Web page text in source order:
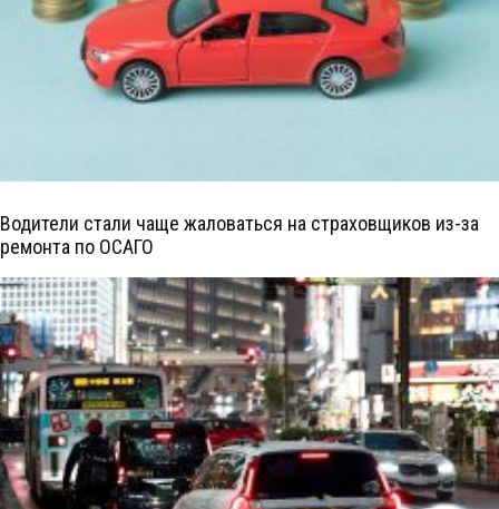
Водители стали чаще жаловаться на страховщиков из-за
ремонта по ОСАГО